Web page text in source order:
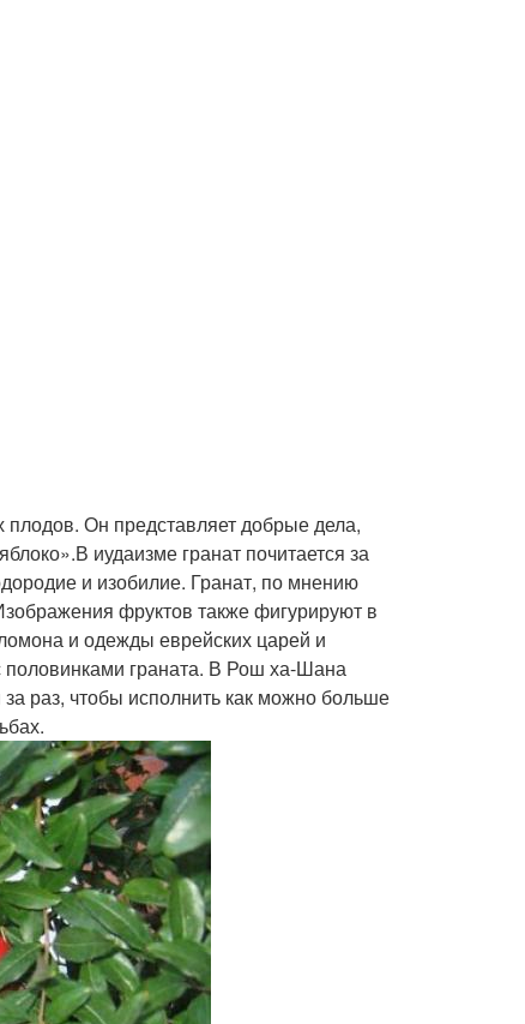
плодов. Он представляет добрые дела,
иудаизме гранат почитается за
и изобилие. Гранат, по мнению
фруктов также фигурируют в
и одежды еврейских царей и
граната. В Рош ха-Шана
раз, чтобы исполнить как можно больше